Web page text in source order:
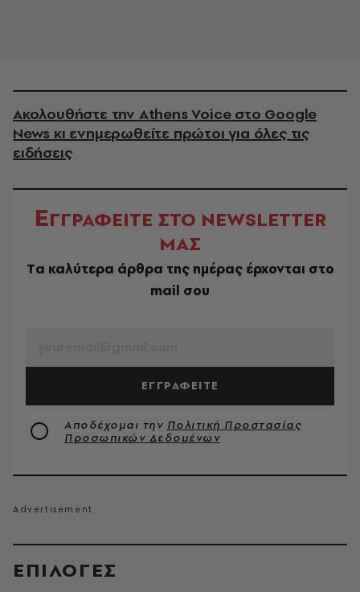
EΠΙΛΟΓΈΣ
Ακολουθήστε την Athens Voice στο Google
News κι ενημερωθείτε πρώτοι για όλες τις
ειδήσεις
ΕΓΓΡΑΦΕΙΤΕ ΣΤΟ NEWSLETTER
ΜΑΣ
Tα καλύτερα άρθρα της ημέρας έρχονται στο
mail σου
ΕΓΓΡΑΦΕΙΤΕ
Αποδέχομαι την Πολιτική Προστασίας
Προσωπικών Δεδομένων